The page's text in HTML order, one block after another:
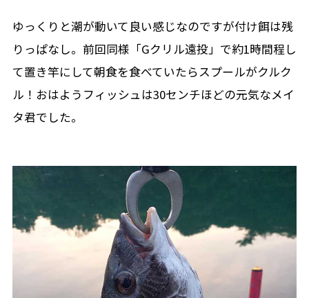
ゆっくりと潮が動いて良い感じなのですが付け餌は残
りっぱなし。前回同様「Gクリル遠投」で約1時間程し
て置き竿にして朝食を食べていたらスプールがクルク
ル！おはようフィッシュは30センチほどの元気なメイ
タ君でした。